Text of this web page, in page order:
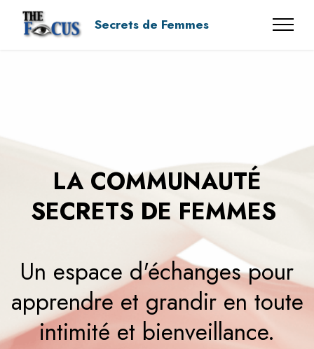
Secrets de Femmes
LA COMMUNAUTÉ
SECRETS DE FEMMES
Un espace d'échanges pour
apprendre et grandir en toute
intimité et bienveillance.